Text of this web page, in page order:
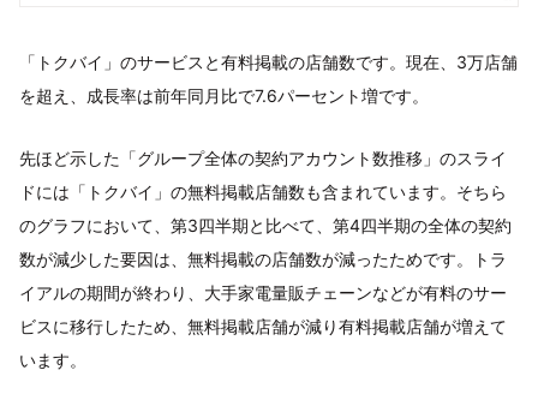
「トクバイ」のサービスと有料掲載の店舗数です。現在、3万店舗
を超え、成長率は前年同月比で7.6パーセント増です。
先ほど示した「グループ全体の契約アカウント数推移」のスライ
ドには「トクバイ」の無料掲載店舗数も含まれています。そちら
のグラフにおいて、第3四半期と比べて、第4四半期の全体の契約
数が減少した要因は、無料掲載の店舗数が減ったためです。トラ
イアルの期間が終わり、大手家電量販チェーンなどが有料のサー
ビスに移行したため、無料掲載店舗が減り有料掲載店舗が増えて
います。